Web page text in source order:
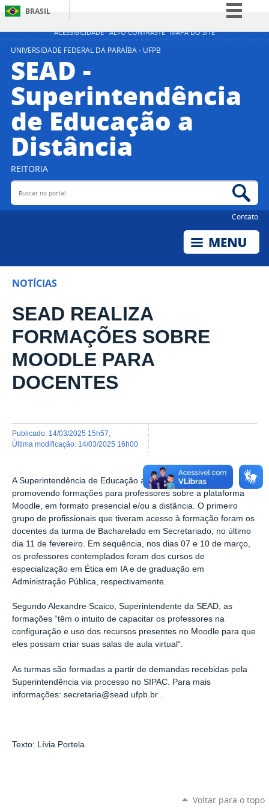
ACESSIBILIDADE ALTO CONTRASTE MAPA DO SITE
BRASIL
Simplifique!
Acesso à informação
Legislação
Canais
UNIVERSIDADE FEDERAL DA PARAÍBA - UFPB
SEAD -
Superintendência
de Educação a
Distância
REITORIA
Buscar no portal
Contato
NOTÍCIAS
SEAD REALIZA
FORMAÇÕES SOBRE
MOODLE PARA
DOCENTES
publicado: 14/03/2025 15h57
última modificação: 14/03/2025 16h00
A Superintendência de Educação a Distância - SEAD está
promovendo formações para professores sobre a plataforma
Moodle, em formato presencial e/ou a distância. O primeiro
grupo de profissionais que tiveram acesso à formação foram os
docentes da turma de Bacharelado em Secretariado, no último
dia 11 de fevereiro. Em sequência, nos dias 07 e 10 de março,
os professores contemplados foram dos cursos de
especialização em Ética em IA e de graduação em
Administração Pública, respectivamente.
Segundo Alexandre Scaico, Superintendente da SEAD, as
formações “têm o intuito de capacitar os professores na
configuração e uso dos recursos presentes no Moodle para que
eles possam criar suas salas de aula virtual“.
As turmas são formadas a partir de demandas recebidas pela
Superintendência via processo no SIPAC. Para mais
informações: secretaria@sead.ufpb.br .
Texto: Lívia Portela
Voltar para o topo